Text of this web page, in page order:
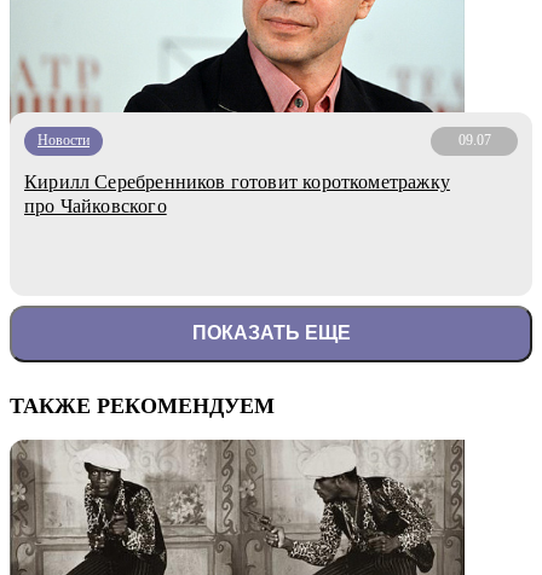
Новости 09.07
Кирилл Серебренников готовит короткометражку
про Чайковского
ПОКАЗАТЬ ЕЩЕ
ТАКЖЕ РЕКОМЕНДУЕМ